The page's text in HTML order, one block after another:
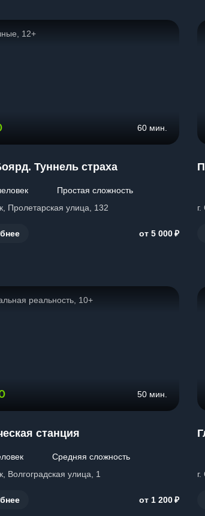
12+
60 мин.
Туннель страха
Простая сложность
Пролетарская улица, 132
от 5 000₽
реальность, 10+
50 мин.
станция
Средняя сложность
Волгоградская улица, 1
от 1 200₽